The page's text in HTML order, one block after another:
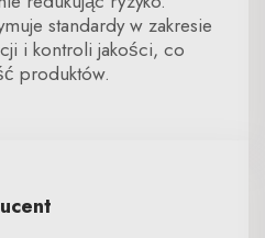
standardy w zakresie
i kontroli jakości, co
produktów.